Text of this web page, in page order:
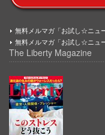
無料メルマガ「お試し☆ニュ
無料メルマガ「お試し☆ニュ
The Liberty Magazine